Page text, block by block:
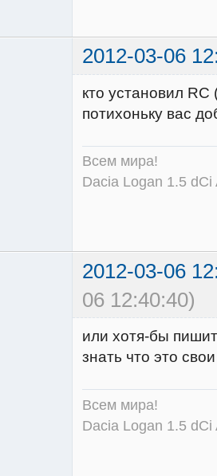
2012-03-06
кто установил
потихоньку вас
Всем мира!
Dacia Logan 1.5
2012-03-06
06 12:40:40)
или хотя-бы
знать что это
Всем мира!
Dacia Logan 1.5